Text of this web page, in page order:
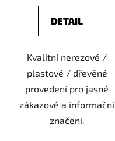
DETAIL
Kvalitní nerezové /
plastové / dřevěné
provedení pro jasné
zákazové a informační
značení.